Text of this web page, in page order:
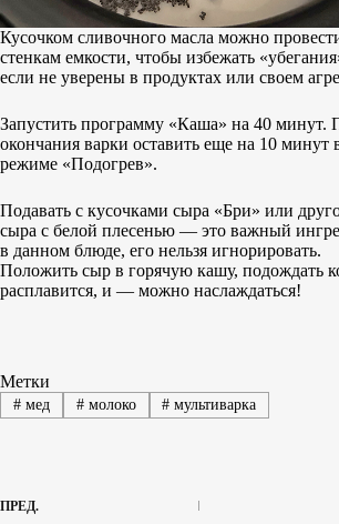
Кусочком сливочного масла можно
стенкам емкости, чтобы избежать
если не уверены в продуктах или своем
Запустить программу «Каша» на 40 минут.
окончания варки оставить еще на 10 минут
режиме «Подогрев».
Подавать с кусочками сыра «Бри» или
сыра с белой плесенью — это важный
в данном блюде, его нельзя игнорировать.
Положить сыр в горячую кашу, подождать
расплавится, и — можно наслаждаться!
Метки
#мед #молоко # мультиварка
ПРЕД.